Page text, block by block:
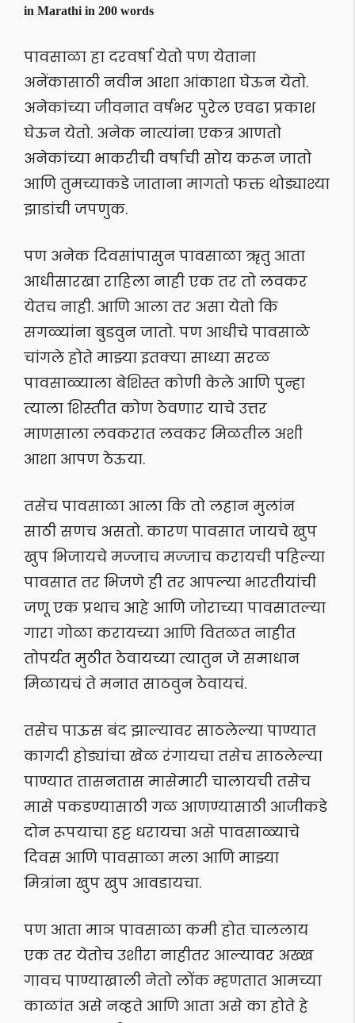
in Marathi in 200 words
पावसाळा हा दरवर्षा येतो पण येताना
अनेंकासाठी नवीन आशा आंकाशा घेऊन येतो.
अनेकांच्या जीवनात वर्षभर पुरेल एवढा प्रकाश
घेऊन येतो. अनेक नात्यांना एकत्र आणतो
अनेकांच्या भाकरीची वर्षाची सोय करून जातो
आणि तुमच्याकडे जाताना मागतो फक्त थोड्याश्या
झाडांची जपणुक.
पण अनेक दिवसांपासुन पावसाळा ॠतु आता
आधीसारखा राहिला नाही एक तर तो लवकर
येतच नाही. आणि आला तर असा येतो कि
सगळ्यांना बुडवुन जातो. पण आधीचे पावसाळे
चांगले होते माझ्या इतक्या साध्या सरळ
पावसाळ्याला बेशिस्त कोणी केले आणि पुन्हा
त्याला शिस्तीत कोण ठेवणार याचे उत्तर
माणसाला लवकरात लवकर मिळतील अशी
आशा आपण ठेऊया.
तसेच पावसाळा आला कि तो लहान मुलांन
साठी सणच असतो. कारण पावसात जायचे खुप
खुप भिजायचे मज्जाच मज्जाच करायची पहिल्या
पावसात तर भिजणे ही तर आपल्या भारतीयांची
जणू एक प्रथाच आहे आणि जोराच्या पावसातल्या
गारा गोळा करायच्या आणि वितळत नाहीत
तोपर्यत मुठीत ठेवायच्या त्यातुन जे समाधान
मिळायचं ते मनात साठवुन ठेवायचं.
तसेच पाऊस बंद झाल्यावर साठलेल्या पाण्यात
कागदी होड्यांचा खेळ रंगायचा तसेच साठलेल्या
पाण्यात तासनतास मासेमारी चालायची तसेच
मासे पकडण्यासाठी गळ आणण्यासाठी आजीकडे
दोन रूपयाचा हट्ट धरायचा असे पावसाळ्याचे
दिवस आणि पावसाळा मला आणि माझ्या
मित्रांना खुप खुप आवडायचा.
पण आता माञ पावसाळा कमी होत चाललाय
एक तर येतोच उशीरा नाहीतर आल्यावर अख्ख
गावच पाण्याखाली नेतो लोंक म्हणतात आमच्या
काळांत असे नव्हते आणि आता असे का होते हे